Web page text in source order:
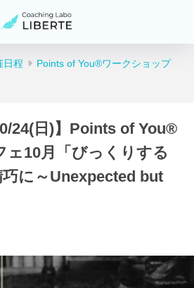
日程 Points of You®ワークショップ
24(日)】Points of You®
ェ10月「びっくりする
に～Unexpected but